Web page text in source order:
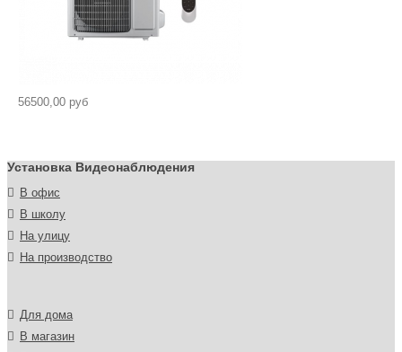
56500,00 руб
Установка Видеонаблюдения
В офис
В школу
На улицу
На производство
Для дома
В магазин